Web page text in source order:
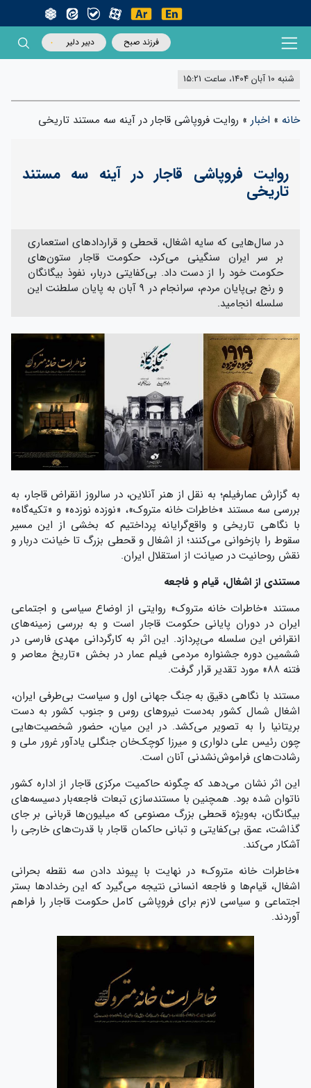
فرزند صبح دبیر دلیر
شنبه 10 آبان 1404، ساعت 15:21
خانه » اخبار » روایت فروپاشی قاجار در آینه سه مستند تاریخی
روایت فروپاشی قاجار در آینه سه مستند
تاریخی
در سال‌هایی که سایه اشغال، قحطی و قراردادهای استعماری
بر سر ایران سنگینی می‌کرد، حکومت قاجار ستون‌های
حکومت خود را از دست داد. بی‌کفایتی دربار، نفوذ بیگانگان
و رنج بی‌پایان مردم، سرانجام در ۹ آبان به پایان سلطنت این
سلسله انجامید.
به گزارش عمارفیلم؛ به نقل از هنر آنلاین، در سالروز انقراض قاجار، به
بررسی سه مستند «خاطرات خانه متروک»، «نوزده نوزده» و «تکیه‌گاه»
با نگاهی تاریخی و واقع‌گرایانه پرداختیم که بخشی از این مسیر
سقوط را بازخوانی می‌کنند؛ از اشغال و قحطی بزرگ تا خیانت دربار و
نقش روحانیت در صیانت از استقلال ایران.
مستندی از اشغال، قیام و فاجعه
مستند «خاطرات خانه متروک» روایتی از اوضاع سیاسی و اجتماعی
ایران در دوران پایانی حکومت قاجار است و به بررسی زمینه‌های
انقراض این سلسله می‌پردازد. این اثر به کارگردانی مهدی فارسی در
ششمین دوره جشنواره مردمی فیلم عمار در بخش «تاریخ معاصر و
فتنه ۸۸» مورد تقدیر قرار گرفت.
مستند با نگاهی دقیق به جنگ جهانی اول و سیاست بی‌طرفی ایران،
اشغال شمال کشور به‌دست نیروهای روس و جنوب کشور به دست
بریتانیا را به تصویر می‌کشد. در این میان، حضور شخصیت‌هایی
چون رئیس علی دلواری و میرزا کوچک‌خان جنگلی یادآور غرور ملی و
رشادت‌های فراموش‌نشدنی آنان است.
این اثر نشان می‌دهد که چگونه حاکمیت مرکزی قاجار از اداره کشور
ناتوان شده بود. همچنین با مستندسازی تبعات فاجعه‌بار دسیسه‌های
بیگانگان، به‌ویژه قحطی بزرگ مصنوعی که میلیون‌ها قربانی بر جای
گذاشت، عمق بی‌کفایتی و تبانی حاکمان قاجار با قدرت‌های خارجی را
آشکار می‌کند.
«خاطرات خانه متروک» در نهایت با پیوند دادن سه نقطه بحرانی
اشغال، قیام‌ها و فاجعه انسانی نتیجه می‌گیرد که این رخدادها بستر
اجتماعی و سیاسی لازم برای فروپاشی کامل حکومت قاجار را فراهم
آوردند.